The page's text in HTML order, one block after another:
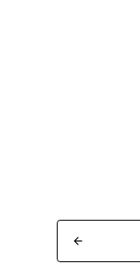
arrow_back